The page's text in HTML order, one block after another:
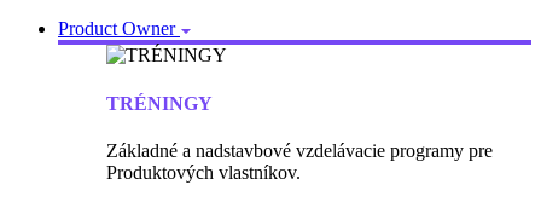
Product Owner
TRÉNINGY
Základné a nadstavbové vzdelávacie programy pre
Produktových vlastníkov.